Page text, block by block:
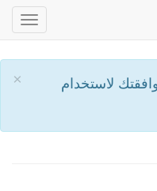
×
لاستخدام